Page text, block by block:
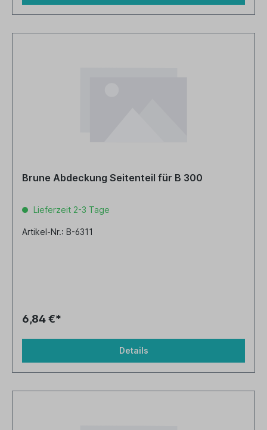
Brune Abdeckung Seitenteil für B 300
Lieferzeit 2-3 Tage
Artikel-Nr.: B-6311
6,84 €*
Details